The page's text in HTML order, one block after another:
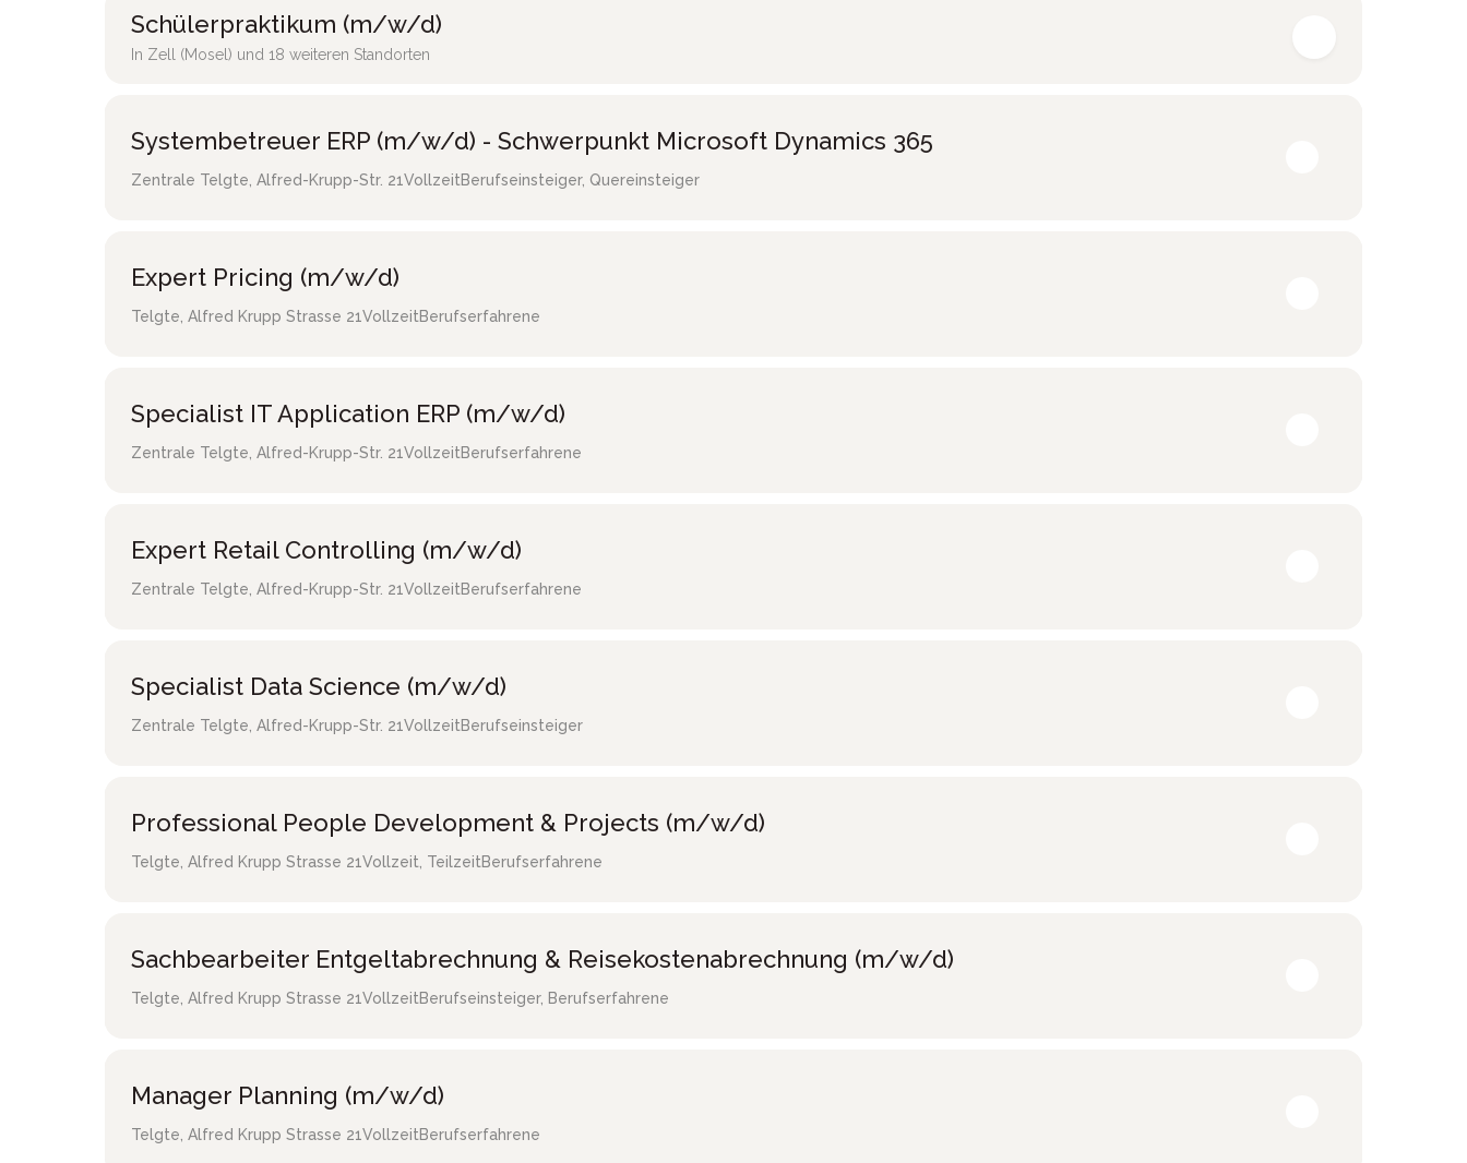
Schülerpraktikum (m/w/d)
In Zell (Mosel) und 18 weiteren Standorten
Systembetreuer ERP (m/w/d) - Schwerpunkt Microsoft Dynamics 365
Zentrale Telgte Alfred-Krupp-Str. 21VollzeitBerufseinsteiger, Quereinsteiger
Expert Pricing (m/w/d)
Telgte Alfred Krupp Strasse 21VollzeitBerufserfahrene
Specialist IT Application ERP (m/w/d)
Zentrale Telgte Alfred-Krupp-Str. 21VollzeitBerufserfahrene
Expert Retail Controlling (m/w/d)
Zentrale Telgte Alfred-Krupp-Str. 21VollzeitBerufserfahrene
Specialist Data Science (m/w/d)
Zentrale Telgte Alfred-Krupp-Str. 21VollzeitBerufseinsteiger
Professional People Development & Projects (m/w/d)
Telgte Alfred Krupp Strasse 21Vollzeit, TeilzeitBerufserfahrene
Sachbearbeiter Entgeltabrechnung & Reisekostenabrechnung (m/w/d)
Telgte Alfred Krupp Strasse 21VollzeitBerufseinsteiger, Berufserfahrene
Manager Planning (m/w/d)
Telgte Alfred Krupp Strasse 21VollzeitBerufserfahrene